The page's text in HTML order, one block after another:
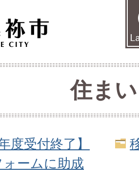
住まい
度受付終了】
ームに助成